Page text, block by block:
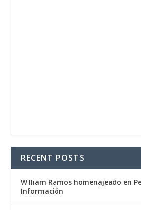
RECENT POSTS
William Ramos homenajeado en
Información